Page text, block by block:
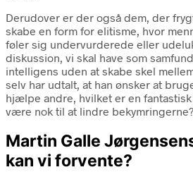
Derudover er der også dem, der
skabe en form for elitisme, hvor
føler sig undervurderede eller
diskussion, vi skal have som
intelligens uden at skabe skel
selv har udtalt, at han ønsker at
hjælpe andre, hvilket er en
være nok til at lindre bekymringerne?
Martin Galle
kan vi forvente?